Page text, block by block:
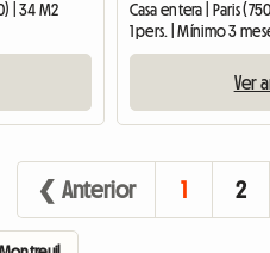
| 34 M2
Casa entera | Paris
1 pers. | Mínimo 3
Ver
❮ Anterior 1 2